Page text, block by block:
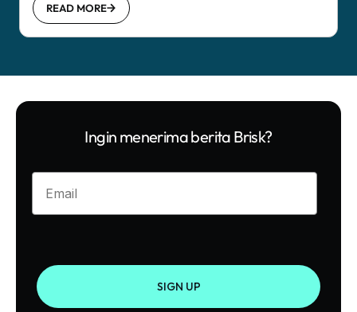
READ MORE
Ingin menerima berita Brisk?
Enter your email
SIGN UP